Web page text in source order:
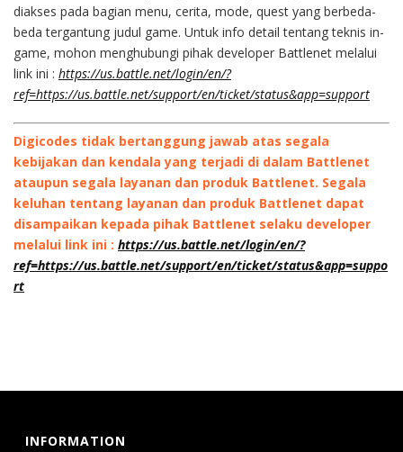
diakses pada bagian menu, cerita, mode, quest yang berbeda-
beda tergantung judul game. Untuk info detail tentang teknis in-
game, mohon menghubungi pihak developer Battlenet melalui
link ini : https://us.battle.net/login/en/?
ref=https://us.battle.net/support/en/ticket/status&app=support
Digicodes tidak bertanggung jawab atas segala
kebijakan dan kendala yang terjadi di dalam Battlenet
ataupun segala layanan dan produk Battlenet. Segala
keluhan tentang layanan dan produk Battlenet dapat
disampaikan kepada pihak Battlenet selaku developer
melalui link ini : https://us.battle.net/login/en/?
ref=https://us.battle.net/support/en/ticket/status&app=suppo
rt
INFORMATION